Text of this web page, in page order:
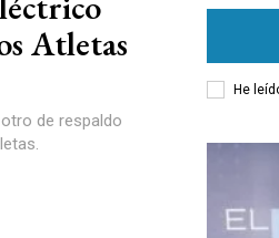
Atletas
de respaldo
He